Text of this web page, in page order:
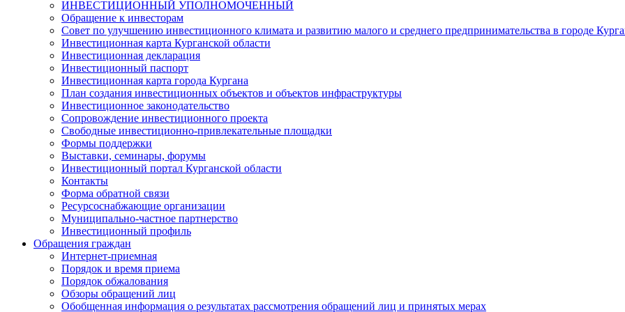
ИНВЕСТИЦИОННЫЙ УПОЛНОМОЧЕННЫЙ
Обращение к инвесторам
Совет по улучшению инвестиционного климата и развитию малого и среднего предпринимательства в городе
Инвестиционная карта Курганской области
Инвестиционная декларация
Инвестиционный паспорт
Инвестиционная карта города Кургана
План создания инвестиционных объектов и объектов инфраструктуры
Инвестиционное законодательство
Сопровождение инвестиционного проекта
Свободные инвестиционно-привлекательные площадки
Формы поддержки
Выставки, семинары, форумы
Инвестиционный портал Курганской области
Контакты
Форма обратной связи
Ресурсоснабжающие организации
Муниципально-частное партнерство
Инвестиционный профиль
Обращения граждан
Интернет-приемная
Порядок и время приема
Порядок обжалования
Обзоры обращений лиц
Обобщенная информация о результатах рассмотрения обращений лиц и принятых мерах